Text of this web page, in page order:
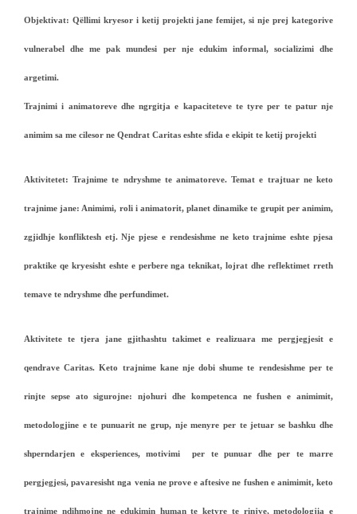
Objektivat: Qëllimi kryesor i ketij projekti jane femijet, si nje prej kategorive
vulnerabel dhe me pak mundesi per nje edukim informal, socializimi dhe
argetimi.
Trajnimi i animatoreve dhe ngrgitja e kapaciteteve te tyre per te patur nje
animim sa me cilesor ne Qendrat Caritas eshte sfida e ekipit te ketij projekti
Aktivitetet: Trajnime te ndryshme te animatoreve. Temat e trajtuar ne keto
trajnime jane: Animimi, roli i animatorit, planet dinamike te grupit per animim,
zgjidhje konfliktesh etj. Nje pjese e rendesishme ne keto trajnime eshte pjesa
praktike qe kryesisht eshte e perbere nga teknikat, lojrat dhe reflektimet rreth
temave te ndryshme dhe perfundimet.
Aktivitete te tjera jane gjithashtu takimet e realizuara me pergjegjesit e
qendrave Caritas. Keto trajnime kane nje dobi shume te rendesishme per te
rinjte sepse ato sigurojne: njohuri dhe kompetenca ne fushen e animimit,
metodologjine e te punuarit ne grup, nje menyre per te jetuar se bashku dhe
shperndarjen e eksperiences, motivimi per te punuar dhe per te marre
pergjegjesi, pavaresisht nga venia ne prove e aftesive ne fushen e animimit, keto
trajnime ndihmojne ne edukimin human te ketyre te rinjve, metodologjia e